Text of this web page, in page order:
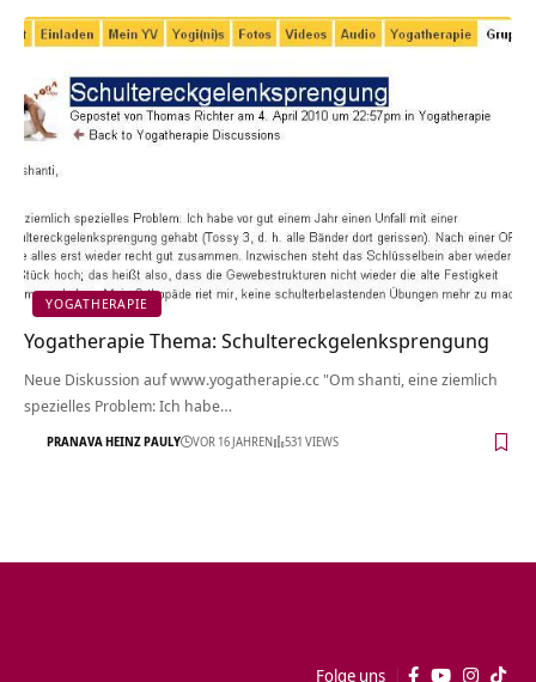
YOGATHERAPIE
Yogatherapie Thema: Schultereckgelenksprengung
Neue Diskussion auf www.yogatherapie.cc "Om shanti, eine ziemlich
spezielles Problem: Ich habe…
PRANAVA HEINZ PAULY VOR 16 JAHREN 531 VIEWS
Folge uns